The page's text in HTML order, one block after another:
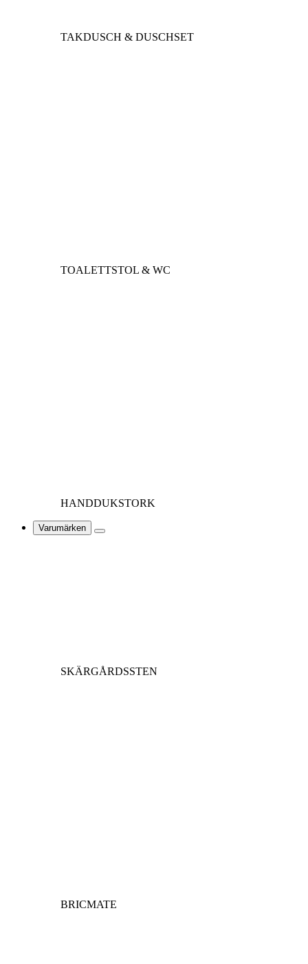
TAKDUSCH & DUSCHSET
TOALETTSTOL & WC
HANDDUKSTORK
Varumärken
SKÄRGÅRDSSTEN
BRICMATE